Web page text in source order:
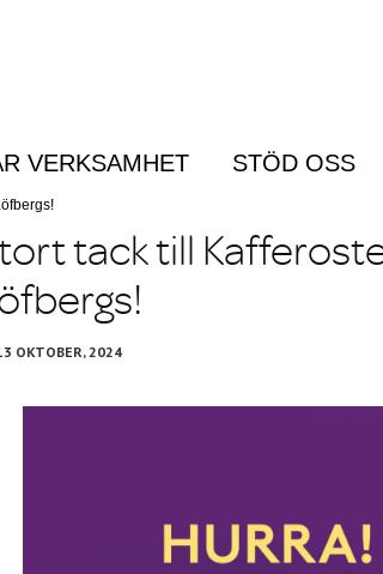
Menu
VERKSAMHET STÖD OSS
tack till
OKTOBER, 2024